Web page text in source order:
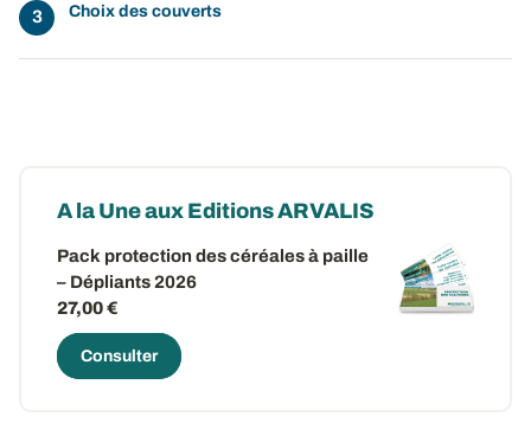
Choix des couverts
A la Une aux Editions ARVALIS
Pack protection des céréales à paille
– Dépliants 2026
27,00 €
Consulter